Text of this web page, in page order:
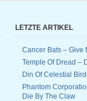
LETZTE ARTIKEL
Cancer Bats – Give
Temple Of Dread –
Din Of Celestial
Phantom
Die By The Claw